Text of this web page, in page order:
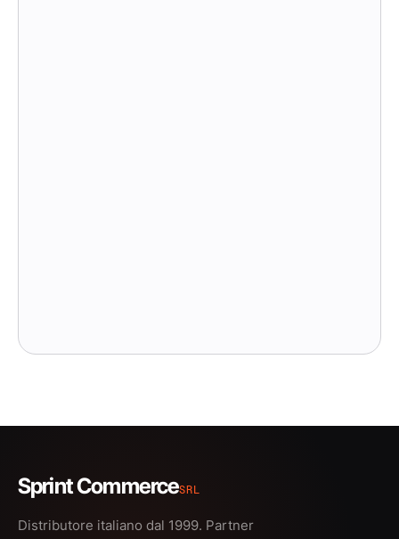
Sprint CommerceSRL
Distributore italiano dal 1999. Partner